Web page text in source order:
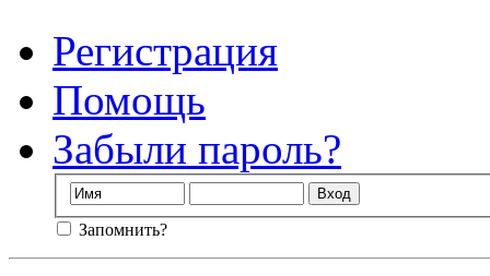
Регистрация
Помощь
Забыли пароль?
Запомнить?